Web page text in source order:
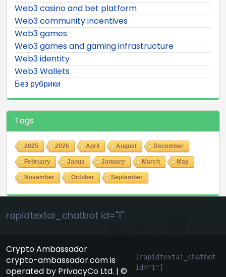
Web3 casino and bet platform
Web3 community incentives
Web3 games
Web3 games and gaming infrastructure
Web3 identity
Web3 Wallets
Без рубрики
Tags
2025 2026 April August December
February Janua January March May
November October September
rapidtextai_chatbot id="1"
Crypto Ambassador
crypto-ambassador.com is
operated by PrivacyCo Ltd. | ©
[rapidtextai_chatbot
id="1"]